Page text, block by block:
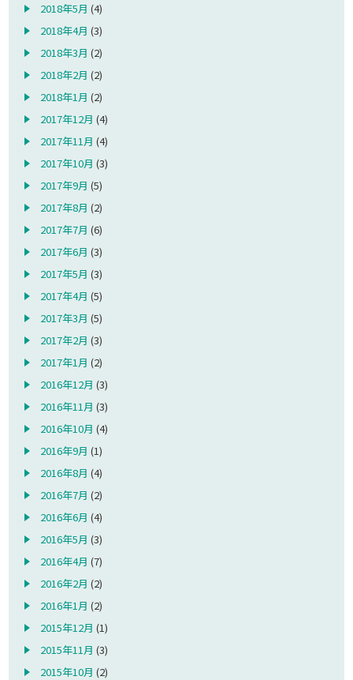
2018年5月 (4)
2018年4月 (3)
2018年3月 (2)
2018年2月 (2)
2018年1月 (2)
2017年12月 (4)
2017年11月 (4)
2017年10月 (3)
2017年9月 (5)
2017年8月 (2)
2017年7月 (6)
2017年6月 (3)
2017年5月 (3)
2017年4月 (5)
2017年3月 (5)
2017年2月 (3)
2017年1月 (2)
2016年12月 (3)
2016年11月 (3)
2016年10月 (4)
2016年9月 (1)
2016年8月 (4)
2016年7月 (2)
2016年6月 (4)
2016年5月 (3)
2016年4月 (7)
2016年2月 (2)
2016年1月 (2)
2015年12月 (1)
2015年11月 (3)
2015年10月 (2)